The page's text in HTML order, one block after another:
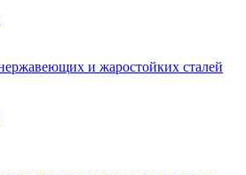
и жаростойких сталей